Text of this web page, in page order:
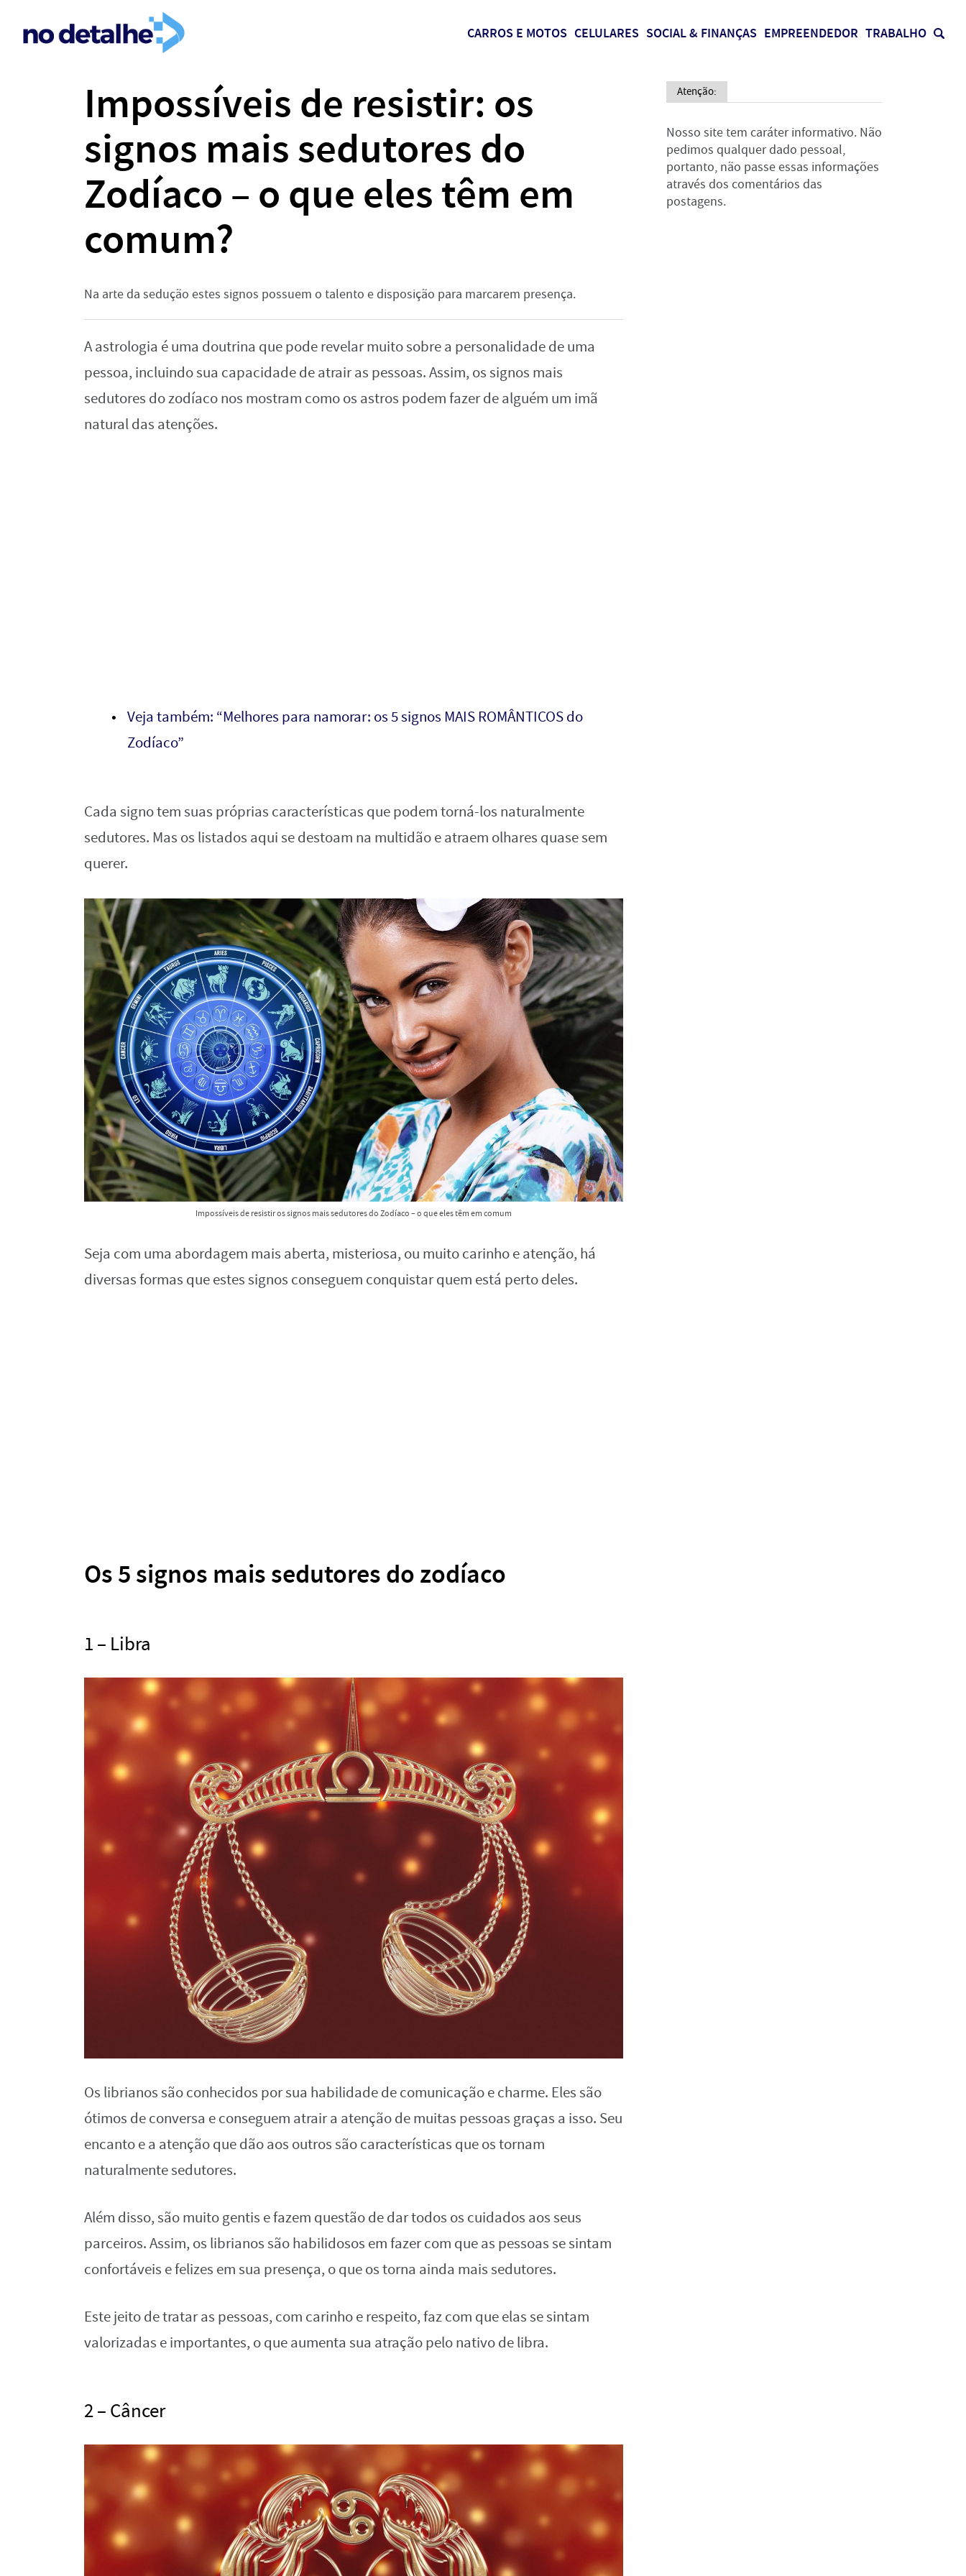
CARROS E MOTOS CELULARES SOCIAL & FINANÇAS EMPREENDEDOR TRABALHO
Impossíveis de resistir: os
signos mais sedutores do
Zodíaco – o que eles têm em
comum?
Na arte da sedução estes signos possuem o talento e disposição para marcarem presença.
A astrologia é uma doutrina que pode revelar muito sobre a personalidade de uma
pessoa, incluindo sua capacidade de atrair as pessoas. Assim, os signos mais
sedutores do zodíaco nos mostram como os astros podem fazer de alguém um imã
natural das atenções.
Veja também: “Melhores para namorar: os 5 signos MAIS ROMÂNTICOS do
Zodíaco”
Cada signo tem suas próprias características que podem torná-los naturalmente
sedutores. Mas os listados aqui se destoam na multidão e atraem olhares quase sem
querer.
Impossíveis de resistir os signos mais sedutores do Zodíaco – o que eles têm em comum
Seja com uma abordagem mais aberta, misteriosa, ou muito carinho e atenção, há
diversas formas que estes signos conseguem conquistar quem está perto deles.
Os 5 signos mais sedutores do zodíaco
1 – Libra
Os librianos são conhecidos por sua habilidade de comunicação e charme. Eles são
ótimos de conversa e conseguem atrair a atenção de muitas pessoas graças a isso. Seu
encanto e a atenção que dão aos outros são características que os tornam
naturalmente sedutores.
Além disso, são muito gentis e fazem questão de dar todos os cuidados aos seus
parceiros. Assim, os librianos são habilidosos em fazer com que as pessoas se sintam
confortáveis e felizes em sua presença, o que os torna ainda mais sedutores.
Este jeito de tratar as pessoas, com carinho e respeito, faz com que elas se sintam
valorizadas e importantes, o que aumenta sua atração pelo nativo de libra.
2 – Câncer
Atenção:
Nosso site tem caráter informativo. Não
pedimos qualquer dado pessoal,
portanto, não passe essas informações
através dos comentários das
postagens.